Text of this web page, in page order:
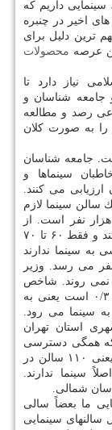
داریم كه
اخیر در چنبره
ترین دلیل برای
عرصه محصولات
نیاز دارد تا
جامعه شناسان و
رصد و مطالعه
را به صورت كلان
جامعه شناسان
سینماها و
ارزیابی می كنند.
برای هر ۱۰ هزار نفر یك سالن سینما لازم
است. در ایران این رقم برای هر ۲۶۰ تا ۳۰۰ هزار نفر است. از
جانب دیگر، بیشتر از ۱۰۸۰ شهر فاقد سینما هستند و فقط ۶۰ تا ۷۰
دسترسی به سینما ندارند
این امار به ۴۶ میلیون نفر می رسد. وزیر
به سینما نمی روند. شاخص
سالانه سینما رفتن در ایران به صورت متوسط ۰/۳ است یعنی به
سینما می رود.
استان تهران
كه همگی دسترسی
دارند. البته با این وجود بیشترین تعداد سالن ها یعنی ۱۱۰ سالن در
سینما ندارند.
شمالی.
ما بعضاً سالی
كل سالنهای سینمایی